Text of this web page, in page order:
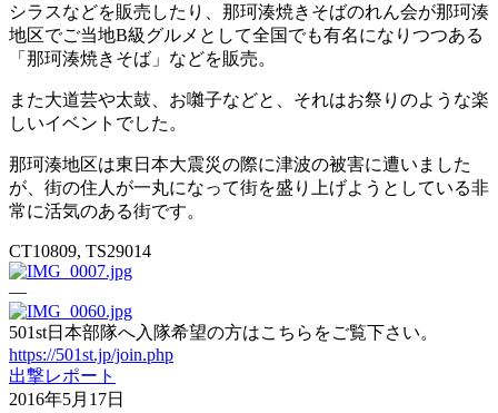
シラスなどを販売したり、那珂湊焼きそばのれん会が那珂湊
地区でご当地B級グルメとして全国でも有名になりつつある
「那珂湊焼きそば」などを販売。
また大道芸や太鼓、お囃子などと、それはお祭りのような楽
しいイベントでした。
那珂湊地区は東日本大震災の際に津波の被害に遭いました
が、街の住人が一丸になって街を盛り上げようとしている非
常に活気のある街です。
CT10809, TS29014
—
501st日本部隊へ入隊希望の方はこちらをご覧下さい。
https://501st.jp/join.php
出撃レポート
2016年5月17日